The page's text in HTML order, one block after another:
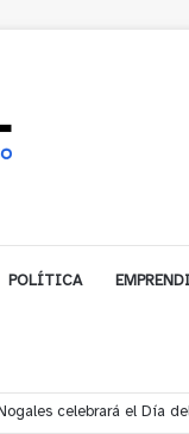
POLÍTICA
celebrará el Día